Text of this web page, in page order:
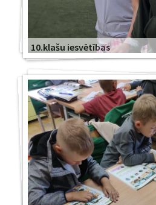
10.klašu iesvētības